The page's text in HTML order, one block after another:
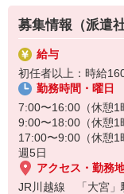
利用者さまの安心感を
短期間でも信頼関係を
多様な利用者さまに対
チームでの連携力が
か♪
募集情報（派遣社
給与
初任者以上：時給
勤務時間・曜日
7:00〜16:00（休憩1
9:00〜18:00（休憩1
17:00〜9:00（休憩1
週5日
アクセス・勤務
JR川越線 「大宮